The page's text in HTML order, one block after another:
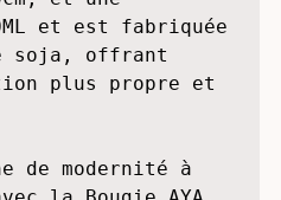
hauteur de 7cm,
et une
et est fabriquée
plus propre et